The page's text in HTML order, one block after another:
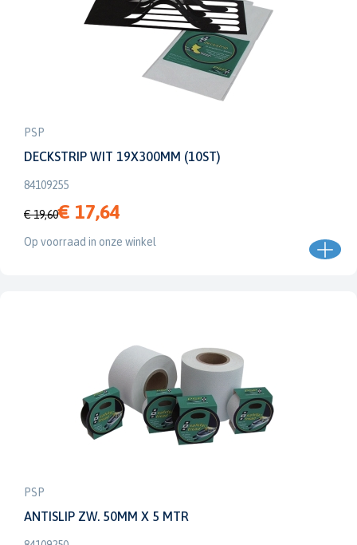
PSP
DECKSTRIP WIT 19X300MM (10ST)
84109255
€ 19,60€ 17,64
Op voorraad in onze winkel
PSP
ANTISLIP ZW. 50MM X 5 MTR